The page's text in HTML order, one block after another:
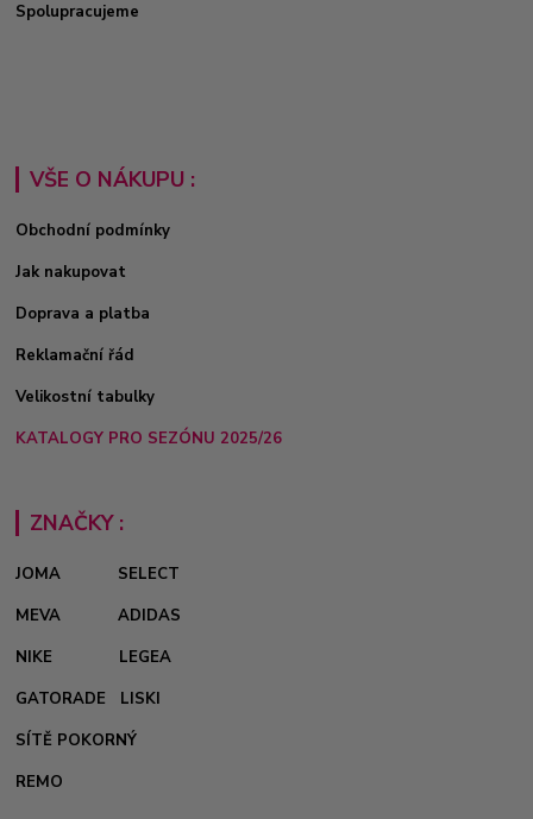
Spolupracujeme
VŠE O NÁKUPU :
Obchodní podmínky
Jak nakupovat
Doprava a platba
Reklamační řád
Velikostní tabulky
KATALOGY PRO SEZÓNU 2025/26
ZNAČKY :
JOMA
SELECT
MEVA
ADIDAS
NIKE
LEGEA
GATORADE
LISKI
SÍTĚ POKORNÝ
REMO